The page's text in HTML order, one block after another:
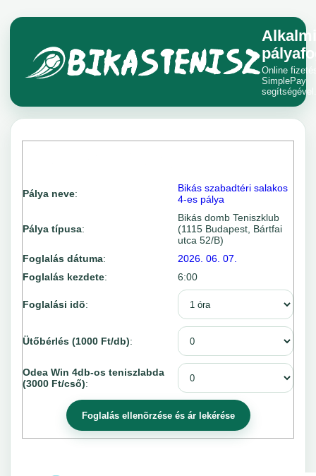
Alkalmi
Online
SimplePay
segítségével.
Pálya neve:
Bikás szabadtéri salakos
4-es pálya
Pálya típusa:
Bikás domb Teniszklub
(1115 Budapest, Bártfai
utca 52/B)
Foglalás dátuma:
2026. 06. 07.
Foglalás kezdete: 6:00
Foglalási idõ:
Ütőbérlés (1000 Ft/db):
Odea Win 4db-os teniszlabda
(3000 Ft/cső):